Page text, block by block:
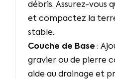
débris. Assurez-vous
et compactez la
stable.
Couche de Base :
gravier ou de pierre
aide au drainage et